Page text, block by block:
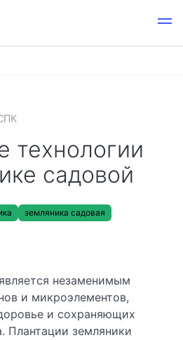
технологии
садовой
земляника садовая
незаменимым
и микроэлементов,
и сохраняющих
Плантации земляники